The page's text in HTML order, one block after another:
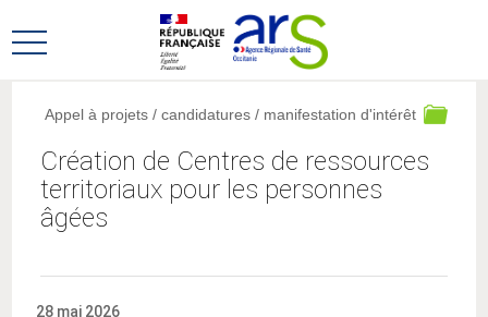
au
menu
au
contenu
Ouvrir
principal
Création de Centres de ressources
territoriaux pour les personnes
âgées
Appel à projets / candidatures / manifestation d'intérêt
28 mai 2026